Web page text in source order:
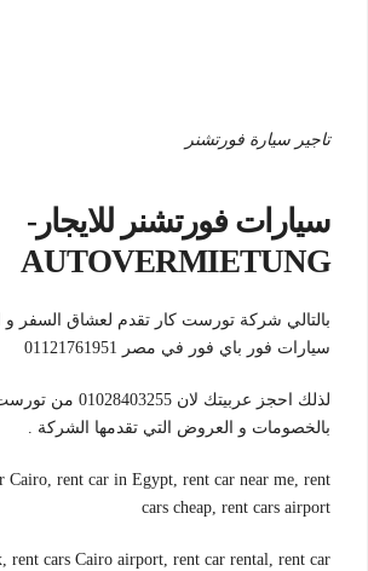
تاجير سيارة فورتشنر
سيارات فورتشنر للايجار-
AUTOVERMIETUNG
بالتالي شركة تورست كار تقدم لعشاق السفر
سيارات فور باي فور في مصر 01121761951
لذلك احجز عربيتك لان
بالخصومات و العروض التي تقدمها الشركة .
Cairo, rent car in Egypt, rent car near me, rent
cars cheap, rent cars airport
rent cars Cairo airport, rent car rental, rent car